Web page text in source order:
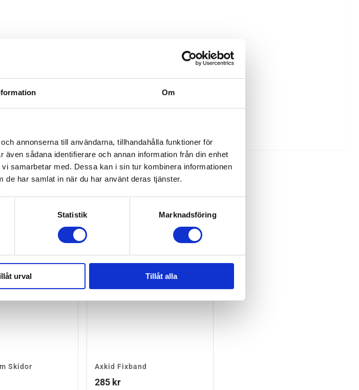
Om
annonserna till användarna, tillhandahålla funktioner för
sådana identifierare och annan information från din enhet
samarbetar med. Dessa kan i sin tur kombinera informationen
de har samlat in när du har använt deras tjänster.
Statistik Marknadsföring
urval Tillåt alla
Skidor Axkid Fixband
285 kr